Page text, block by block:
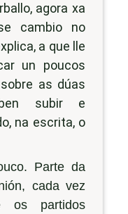
agora xa
cambio no
a que lle
un poucos
as dúas
subir e
na escrita, o
Parte da
cada vez
os partidos